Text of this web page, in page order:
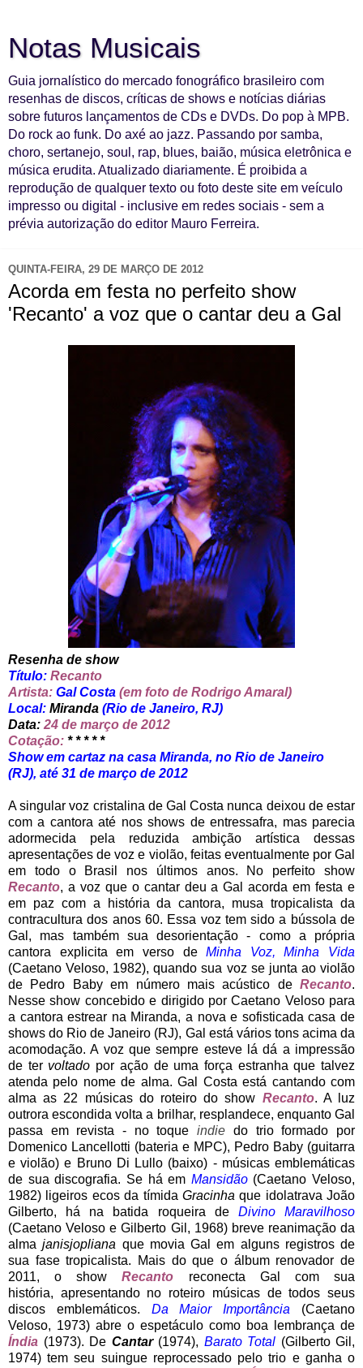
Notas Musicais
Guia jornalístico do mercado fonográfico brasileiro com
resenhas de discos, críticas de shows e notícias diárias
sobre futuros lançamentos de CDs e DVDs. Do pop à MPB.
Do rock ao funk. Do axé ao jazz. Passando por samba,
choro, sertanejo, soul, rap, blues, baião, música eletrônica e
música erudita. Atualizado diariamente. É proibida a
reprodução de qualquer texto ou foto deste site em veículo
impresso ou digital - inclusive em redes sociais - sem a
prévia autorização do editor Mauro Ferreira.
QUINTA-FEIRA, 29 DE MARÇO DE 2012
Acorda em festa no perfeito show
'Recanto' a voz que o cantar deu a Gal
Resenha de show
Título: Recanto
Artista: Gal Costa (em foto de Rodrigo Amaral)
Local: Miranda (Rio de Janeiro, RJ)
Data: 24 de março de 2012
Cotação: * * * * *
Show em cartaz na casa Miranda, no Rio de Janeiro
(RJ), até 31 de março de 2012
A singular voz cristalina de Gal Costa nunca deixou de estar
com a cantora até nos shows de entressafra, mas parecia
adormecida pela reduzida ambição artística dessas
apresentações de voz e violão, feitas eventualmente por Gal
em todo o Brasil nos últimos anos. No perfeito show
Recanto, a voz que o cantar deu a Gal acorda em festa e
em paz com a história da cantora, musa tropicalista da
contracultura dos anos 60. Essa voz tem sido a bússola de
Gal, mas também sua desorientação - como a própria
cantora explicita em verso deMinha Voz, Minha Vida
(Caetano Veloso, 1982), quando sua voz se junta ao violão
de Pedro Baby em número mais acústico de Recanto.
Nesse show concebido e dirigido por Caetano Veloso para
a cantora estrear na Miranda, a nova e sofisticada casa de
shows do Rio de Janeiro (RJ), Gal está vários tons acima da
acomodação. A voz que sempre esteve lá dá a impressão
de ter voltado por ação de uma força estranha que talvez
atenda pelo nome de alma. Gal Costa está cantando com
alma as 22 músicas do roteiro do show Recanto. A luz
outrora escondida volta a brilhar, resplandece, enquanto Gal
passa em revista - no toqueindie do trio formado por
Domenico Lancellotti (bateria e MPC), Pedro Baby (guitarra
e violão) e Bruno Di Lullo (baixo) - músicas emblemáticas
de sua discografia. Se há em Mansidão(Caetano Veloso,
1982) ligeiros ecos da tímida Gracinha que idolatrava João
Gilberto, há na batida roqueira de Divino Maravilhoso
(Caetano Veloso e Gilberto Gil, 1968) breve reanimação da
almajanisjopliana que movia Gal em alguns registros de
sua fase tropicalista. Mais do que o álbum renovador de
2011, o showRecanto reconecta Gal com sua
história, apresentando no roteiro músicas de todos seus
discos emblemáticos. Da Maior Importância (Caetano
Veloso, 1973) abre o espetáculo como boa lembrança de
Índia (1973). De Cantar(1974), Barato Total (Gilberto Gil,
1974) tem seu suingue reprocessado pelo trio e ganha o